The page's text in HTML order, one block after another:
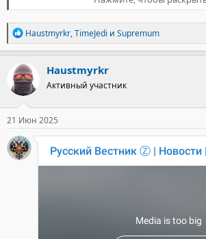
государства и об устранении незаконного
контроля над группой стратегических
Домодедово», воздушной гаванью владели
иностранных государств. Речь идёт о
председателе наблюдательного совета
Когане с израильским паспортом.
По версии следователей, в 2024 году
заблуждение правительственную комиссию
стратегическими предприятиями. Комиссия
согласовала переход прав на российские
предприятия к ООО «ДМЕ Холдинг».
Р
е
а
к
ц
и
и
:
Haustmyrkr,TimeJedi и Supremum
Haustmyrkr
Активный участник
21 Июн 2025